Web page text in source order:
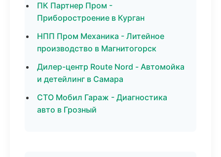
ПК Партнер Пром -
Приборостроение в Курган
НПП Пром Механика - Литейное
производство в Магнитогорск
Дилер-центр Route Nord - Автомойка
и детейлинг в Самара
СТО Мобил Гараж - Диагностика
авто в Грозный